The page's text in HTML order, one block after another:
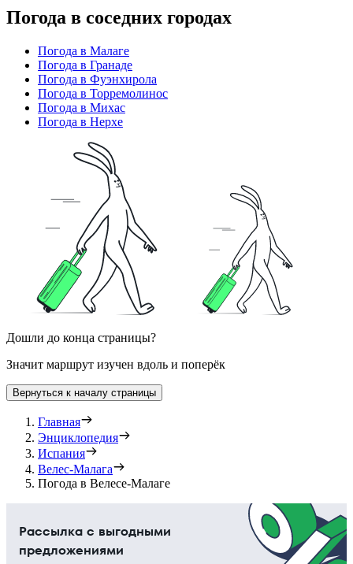
Погода в соседних городах
Погода в Малаге
Погода в Гранаде
Погода в Фуэнхирола
Погода в Торремолинос
Погода в Михас
Погода в Нерхе
Дошли до конца страницы?
Значит маршрут изучен вдоль и поперёк
Вернуться к началу страницы
Главная
Энциклопедия
Испания
Велес-Малага
Погода в Велесе-Малаге
Рассылка с выгодными
предложениями